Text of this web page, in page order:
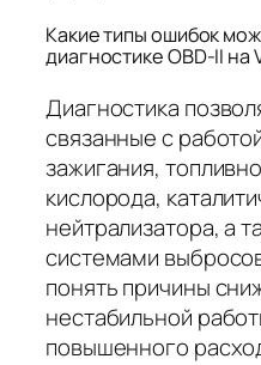
Какие типы ошибок
диагностике OBD-II на
Диагностика
связанные с
зажигания,
кислорода,
нейтрализатора, а
системами
понять причины
нестабильной
повышенного